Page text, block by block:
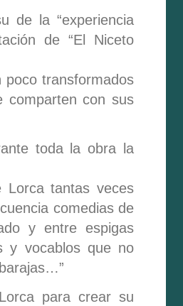
de la “experiencia
de “El Niceto
transformados
comparten con sus
toda la obra la
Lorca tantas veces
comedias de
y entre espigas
y vocablos que no
para crear su